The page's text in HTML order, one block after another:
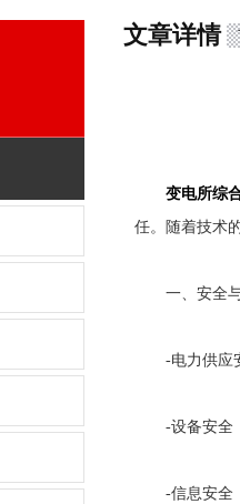
文章详情
变电所综
任。随着技术
一、安全与
-电力供应安
-设备安全：
-信息安全：